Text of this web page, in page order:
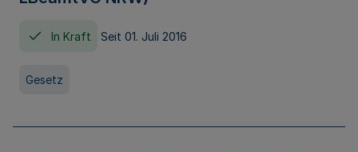
In Kraft Seit 01. Juli 2016
Gesetz